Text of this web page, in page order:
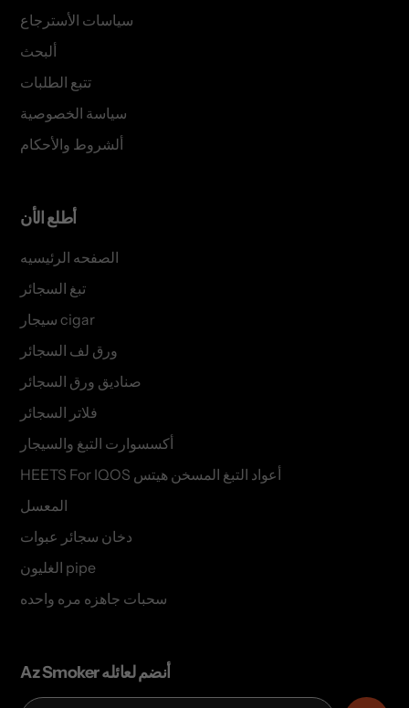
سياسات الأسترجاع
ألبحث
تتبع الطلبات
سياسة الخصوصية
ألشروط والأحكام
أطلع الأن
الصفحه الرئيسيه
تبغ السجائر
سيجار cigar
ورق لف السجائر
صناديق ورق السجائر
فلاتر السجائر
أكسسوارت التبغ والسيجار
HEETS For IQOS أعواد التبغ المسخن هيتس
المعسل
دخان سجائر عبوات
الغليون pipe
سحبات جاهزه مره واحده
Az Smoker أنضم لعائله